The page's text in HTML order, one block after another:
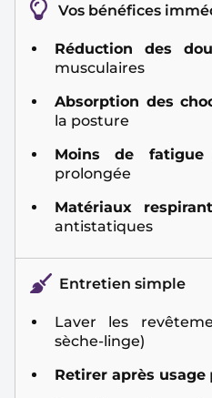
Vos bénéfices
Réduction des
musculaires
Absorption des
la posture
Moins de fatigue
prolongée
Matériaux
antistatiques
Entretien simple
Laver les
sèche-linge)
Retirer après usage